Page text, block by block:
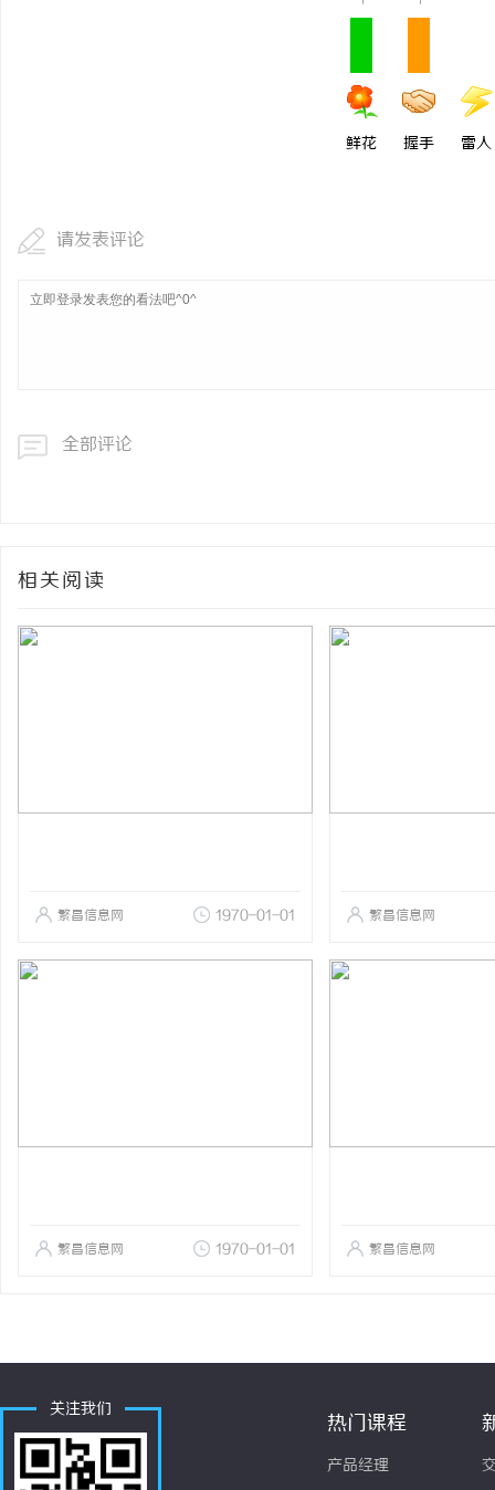
鲜花 握手 雷人
请发表评论
全部评论
相关阅读
繁昌信息网 1970-01-01 繁昌信息网
繁昌信息网 1970-01-01 繁昌信息网
关注我们
热门课程
产品经理